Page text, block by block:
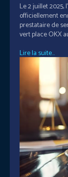
Le 2 juillet 2025,
officiellement
prestataire de
vert place OKX
Lire la suite...